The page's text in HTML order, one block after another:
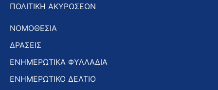
ΠΟΛΙΤΙΚΗ ΑΚΥΡΩΣΕΩΝ
ΝΟΜΟΘΕΣΙΑ
ΔΡΑΣΕΙΣ
ΕΝΗΜΕΡΩΤΙΚΑ ΦΥΛΛΑΔΙΑ
ΕΝΗΜΕΡΩΤΙΚΟ ΔΕΛΤΙΟ